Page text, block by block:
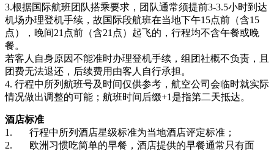
3.根据国际航班团队搭乘要求，团队通常须提前3-3.5小时到达
机场办理登机手续，故国际段航班在当地下午15点前（含15
点），晚间21点前（含21点）起飞的，行程均不含午餐或晚
餐。
若客人自身原因不能准时办理登机手续，组团社概不负责，且
团费无法退还，后续费用由客人自行承担。
4. 行程中所列航班号及时间仅供参考，航空公司会临时就实际
情况做出调整的可能；航班时间后缀+1是指第二天抵达。
酒店标准
1. 行程中所列酒店星级标准为当地酒店评定标准；
2. 欧洲习惯吃简单的早餐，酒店提供的早餐通常只有面